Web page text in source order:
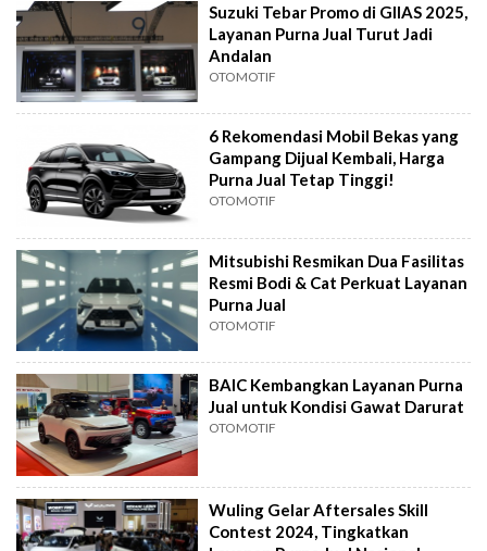
Suzuki Tebar Promo di GIIAS 2025,
Layanan Purna Jual Turut Jadi
Andalan
OTOMOTIF
6 Rekomendasi Mobil Bekas yang
Gampang Dijual Kembali, Harga
Purna Jual Tetap Tinggi!
OTOMOTIF
Mitsubishi Resmikan Dua Fasilitas
Resmi Bodi & Cat Perkuat Layanan
Purna Jual
OTOMOTIF
BAIC Kembangkan Layanan Purna
Jual untuk Kondisi Gawat Darurat
OTOMOTIF
Wuling Gelar Aftersales Skill
Contest 2024, Tingkatkan